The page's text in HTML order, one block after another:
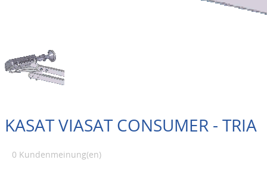
KASAT VIASAT CONSUMER - TRIA
0 Kundenmeinung(en)